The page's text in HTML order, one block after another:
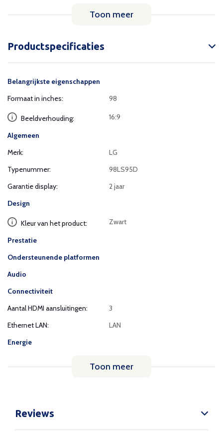
Toon meer
Productspecificaties
Belangrijkste eigenschappen
Formaat in inches:
98
Beeldverhouding: 16:9
Algemeen
Merk:
LG
Typenummer:
98LS95D
Garantie display:
2 jaar
Design
Kleur van het product: Zwart
Prestatie
Ondersteunende platformen
Audio
Connectiviteit
Aantal HDMI aansluitingen:
3
Ethernet LAN:
LAN
Energie
Toon meer
Reviews